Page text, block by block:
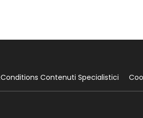
Contenuti Specialistici